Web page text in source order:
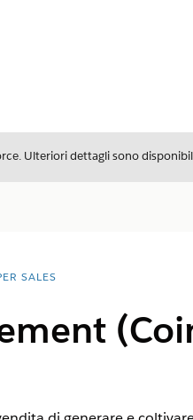
Ulteriori dettagli sono
SALES